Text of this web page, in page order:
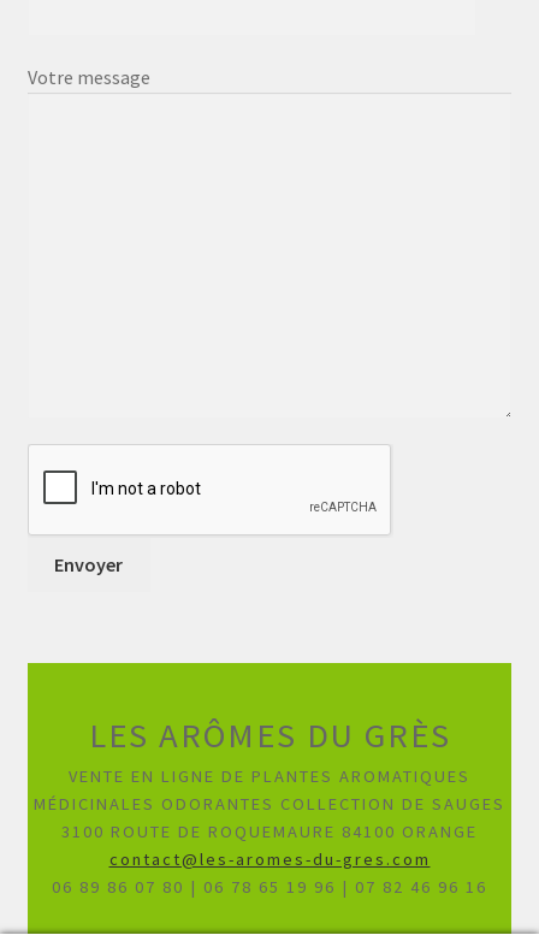
Votre message
LES ARÔMES DU GRÈS
VENTE EN LIGNE DE PLANTES AROMATIQUES
MÉDICINALES ODORANTES COLLECTION DE SAUGES
3100 ROUTE DE ROQUEMAURE 84100 ORANGE
contact@les-aromes-du-gres.com
06 89 86 07 80 | 06 78 65 19 96 | 07 82 46 96 16